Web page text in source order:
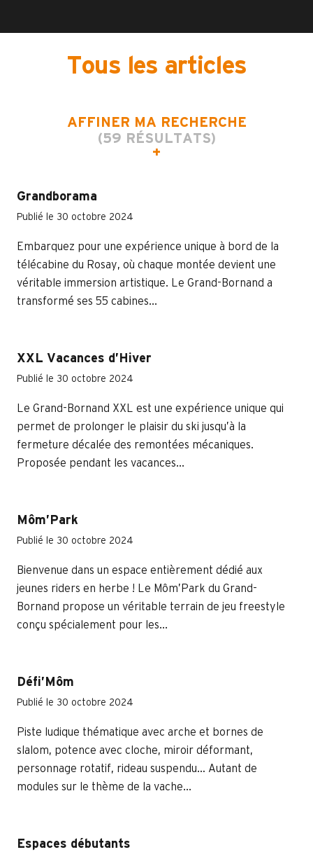
Tous les articles
AFFINER MA RECHERCHE
(59 RÉSULTATS)
Grandborama
Publié le 30 octobre 2024
Embarquez pour une expérience unique à bord de la
télécabine du Rosay, où chaque montée devient une
véritable immersion artistique. Le Grand-Bornand a
transformé ses 55 cabines...
XXL Vacances d’Hiver
Publié le 30 octobre 2024
Le Grand-Bornand XXL est une expérience unique qui
permet de prolonger le plaisir du ski jusqu’à la
fermeture décalée des remontées mécaniques.
Proposée pendant les vacances...
Môm’Park
Publié le 30 octobre 2024
Bienvenue dans un espace entièrement dédié aux
jeunes riders en herbe ! Le Môm’Park du Grand-
Bornand propose un véritable terrain de jeu freestyle
conçu spécialement pour les...
Défi’Môm
Publié le 30 octobre 2024
Piste ludique thématique avec arche et bornes de
slalom, potence avec cloche, miroir déformant,
personnage rotatif, rideau suspendu… Autant de
modules sur le thème de la vache...
Espaces débutants